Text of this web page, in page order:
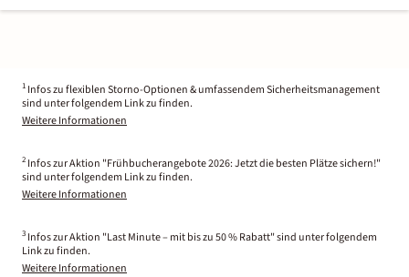
1 Infos zu flexiblen Storno-Optionen & umfassendem Sicherheitsmanagement
sind unter folgendem Link zu finden.
Weitere Informationen
2 Infos zur Aktion "Frühbucherangebote 2026: Jetzt die besten Plätze sichern!"
sind unter folgendem Link zu finden.
Weitere Informationen
3 Infos zur Aktion "Last Minute – mit bis zu 50 % Rabatt" sind unter folgendem
Link zu finden.
Weitere Informationen